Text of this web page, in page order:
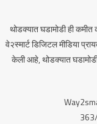
थोडक्यात घडामोडी ही
वे२स्मार्ट डिजिटल मीडिया
केली आहे, थोडक्यात